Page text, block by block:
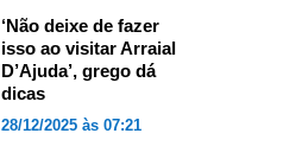
‘Não deixe de fazer
isso ao visitar Arraial
D’Ajuda’, grego dá
dicas
28/12/2025 às 07:21